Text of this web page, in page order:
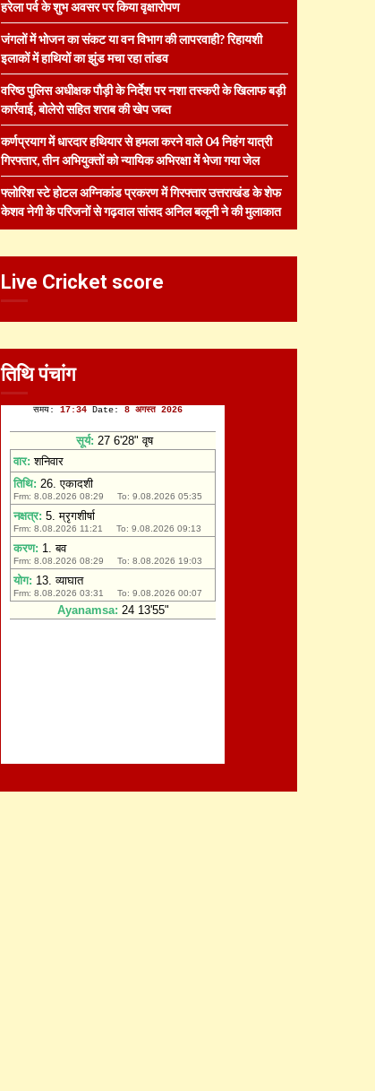
हरेला पर्व के शुभ अवसर पर किया वृक्षारोपण
जंगलों में भोजन का संकट या वन विभाग की लापरवाही? रिहायशी
इलाकों में हाथियों का झुंड मचा रहा तांडव
वरिष्ठ पुलिस अधीक्षक पौड़ी के निर्देश पर नशा तस्करी के खिलाफ बड़ी
कार्रवाई, बोलेरो सहित शराब की खेप जब्त
कर्णप्रयाग में धारदार हथियार से हमला करने वाले 04 निहंग यात्री
गिरफ्तार, तीन अभियुक्तों को न्यायिक अभिरक्षा में भेजा गया जेल
फ्लोरिश स्टे होटल अग्निकांड प्रकरण में गिरफ्तार उत्तराखंड के शेफ
केशव नेगी के परिजनों से गढ़वाल सांसद अनिल बलूनी ने की मुलाकात
Live Cricket score
तिथि पंचांग